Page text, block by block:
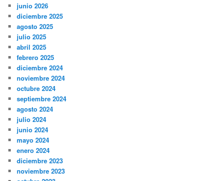
junio 2026
diciembre 2025
agosto 2025
julio 2025
abril 2025
febrero 2025
diciembre 2024
noviembre 2024
octubre 2024
septiembre 2024
agosto 2024
julio 2024
junio 2024
mayo 2024
enero 2024
diciembre 2023
noviembre 2023